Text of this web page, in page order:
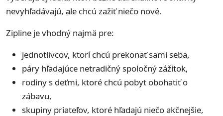
nevyhľadávajú, ale chcú zažiť niečo nové.
Zipline je vhodný najmä pre:
jednotlivcov, ktorí chcú prekonať sami seba,
páry hľadajúce netradičný spoločný zážitok,
rodiny s deťmi, ktoré chcú pobyt obohatiť o
zábavu,
skupiny priateľov, ktoré hľadajú niečo akčnejšie,